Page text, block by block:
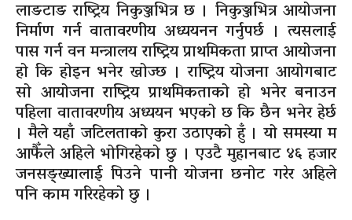
लाङटाङ राष्ट्रिय निकुञ्जभित्र छ । निकुञ्जभित्र आयोजना
निर्माण गर्न वातावरणीय अध्ययनन गर्नुपर्छ । त्यसलाई
पास गर्न वन मन्त्रालय राष्ट्रिय प्राथमिकता प्राप्त आयोजना
हो कि होइन भनेर खोज्छ । राष्ट्रिय योजना आयोगबाट
सो आयोजना राष्ट्रिय प्राथमिकताको हो भनेर बनाउन
पहिला वातावरणीय अध्ययन भएको छ कि छैन भनेर हेर्छ
। मैले यहाँ जटिलताको कुरा उठाएको हुँ । यो समस्या म
आफैँले अहिले भोगिरहेको छु । एउटै मुहानबाट ४६ हजार
जनसङ्ख्यालाई पिउने पानी योजना छनोट गरेर अहिले
पनि काम गरिरहेको छु ।